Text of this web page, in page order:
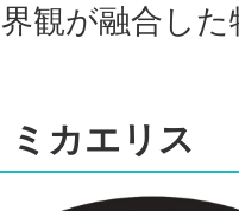
観が融合し
カエリス